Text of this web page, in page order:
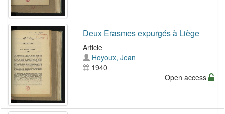
Deux Erasmes expurgés à Liège
Article
Hoyoux, Jean
1940
Open access